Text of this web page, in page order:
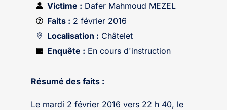
Victime : Dafer Mahmoud MEZEL
Faits : 2 février 2016
Localisation : Châtelet
Enquête : En cours d'instruction
Résumé des faits :
Le mardi 2 février 2016 vers 22 h 40, le